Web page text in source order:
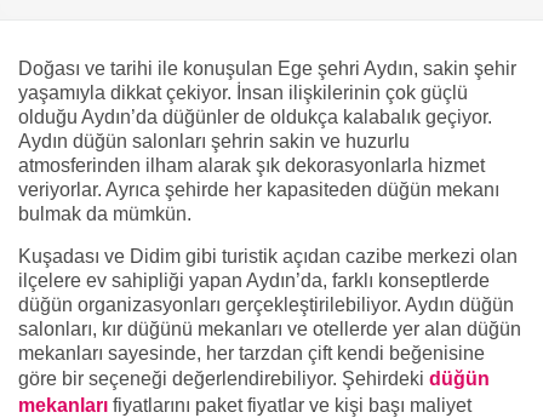
Doğası ve tarihi ile konuşulan Ege şehri Aydın, sakin şehir
yaşamıyla dikkat çekiyor. İnsan ilişkilerinin çok güçlü
olduğu Aydın’da düğünler de oldukça kalabalık geçiyor.
Aydın düğün salonları şehrin sakin ve huzurlu
atmosferinden ilham alarak şık dekorasyonlarla hizmet
veriyorlar. Ayrıca şehirde her kapasiteden düğün mekanı
bulmak da mümkün.
Kuşadası ve Didim gibi turistik açıdan cazibe merkezi olan
ilçelere ev sahipliği yapan Aydın’da, farklı konseptlerde
düğün organizasyonları gerçekleştirilebiliyor. Aydın düğün
salonları, kır düğünü mekanları ve otellerde yer alan düğün
mekanları sayesinde, her tarzdan çift kendi beğenisine
göre bir seçeneği değerlendirebiliyor. Şehirdeki düğün
mekanları fiyatlarını paket fiyatlar ve kişi başı maliyet